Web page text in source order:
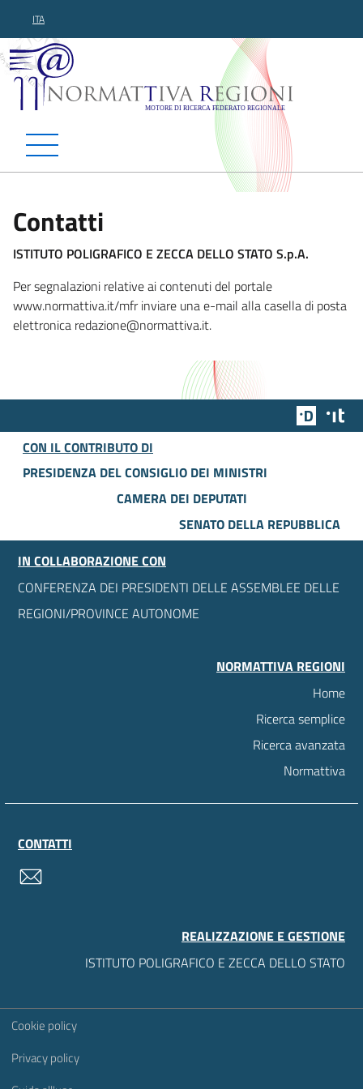
ITA
Normattiva Regioni -
Contatti
ISTITUTO POLIGRAFICO E ZECCA DELLO STATO S.p.A.
Per segnalazioni relative ai contenuti del portale
www.normattiva.it/mfr inviare una e-mail alla casella di posta
elettronica redazione@normattiva.it.
Team
CON IL CONTRIBUTO DI
PRESIDENZA DEL CONSIGLIO DEI MINISTRI
CAMERA DEI DEPUTATI
SENATO DELLA REPUBBLICA
IN COLLABORAZIONE CON
CONFERENZA DEI PRESIDENTI DELLE ASSEMBLEE DELLE
REGIONI/PROVINCE AUTONOME
NORMATTIVA REGIONI
Home
Ricerca semplice
Ricerca avanzata
Normattiva
CONTATTI
REALIZZAZIONE E GESTIONE
ISTITUTO POLIGRAFICO E ZECCA DELLO STATO
Sezione Link Utili
Cookie policy
Privacy policy